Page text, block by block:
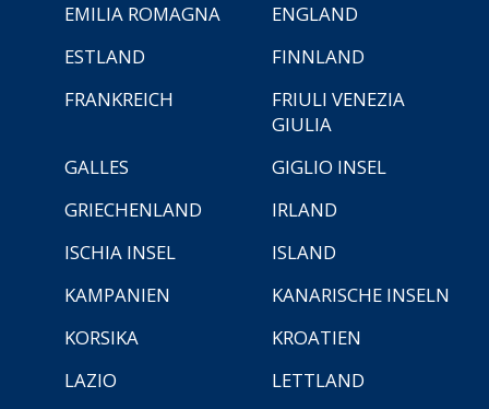
EMILIA ROMAGNA
ENGLAND
ESTLAND
FINNLAND
FRANKREICH
FRIULI VENEZIA
GIULIA
GALLES
GIGLIO INSEL
GRIECHENLAND
IRLAND
ISCHIA INSEL
ISLAND
KAMPANIEN
KANARISCHE INSELN
KORSIKA
KROATIEN
LAZIO
LETTLAND